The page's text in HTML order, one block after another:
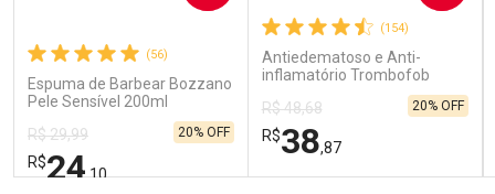
Por R$ 29,30/cada
Por R$ 29,30/cada
(56)
Espuma de Barbear Bozzano
Pele Sensível 200ml
R$ 29,99
R$24,10
20% OFF
(154)
Antiedematoso e Anti-
inflamatório Trombofob
R$ 48,68
R$38,87
20% OFF